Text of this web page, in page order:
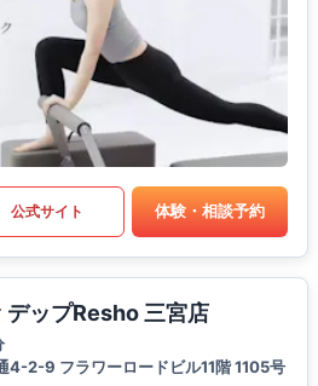
公式サイト 体験・相談予約
デップResho 三宮店
4-2-9 フラワーロードビル11階 1105号